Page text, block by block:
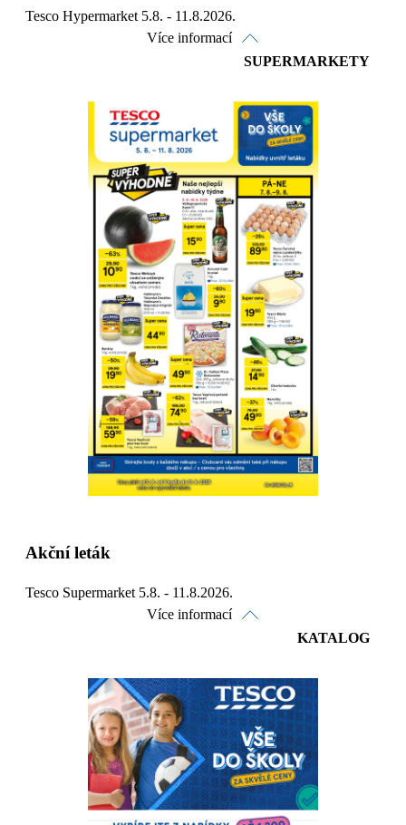
Tesco Hypermarket 5.8. - 11.8.2026.
Více informací
Prohlédnout on-line
Stáhnout
Detaily o platnosti
SUPERMARKETY
Akční leták
Tesco Supermarket 5.8. - 11.8.2026.
Více informací
Prohlédnout on-line
KATALOG